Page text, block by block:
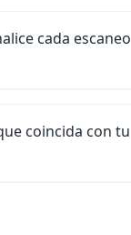
cada escaneo
coincida con tu